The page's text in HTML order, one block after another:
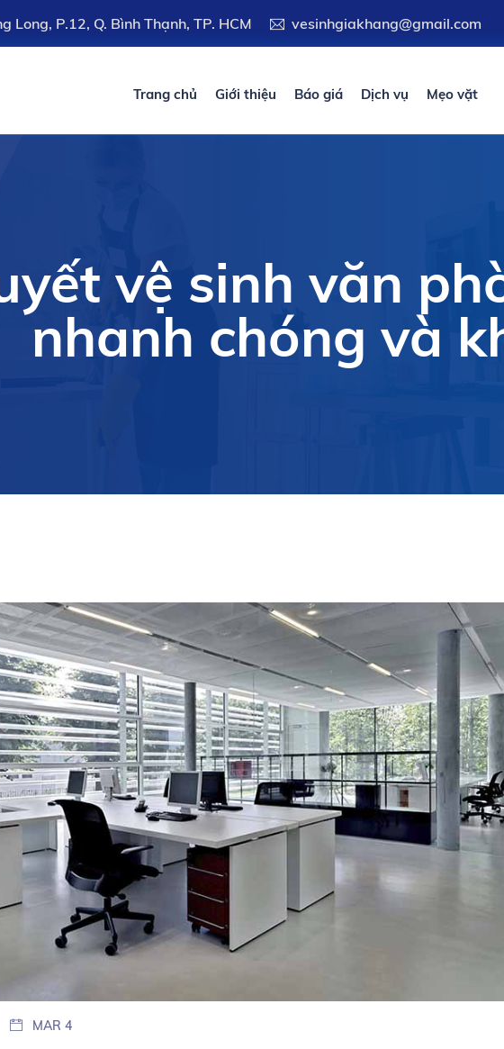
Long, P.12, Q. Bình Thạnh, TP. HCM vesinhgiakhang@gmail.com
Trang chủ Giới thiệu Báo giá Dịch vụ Mẹo vặt
vệ sinh văn
nhanh chóng và
MAR 4